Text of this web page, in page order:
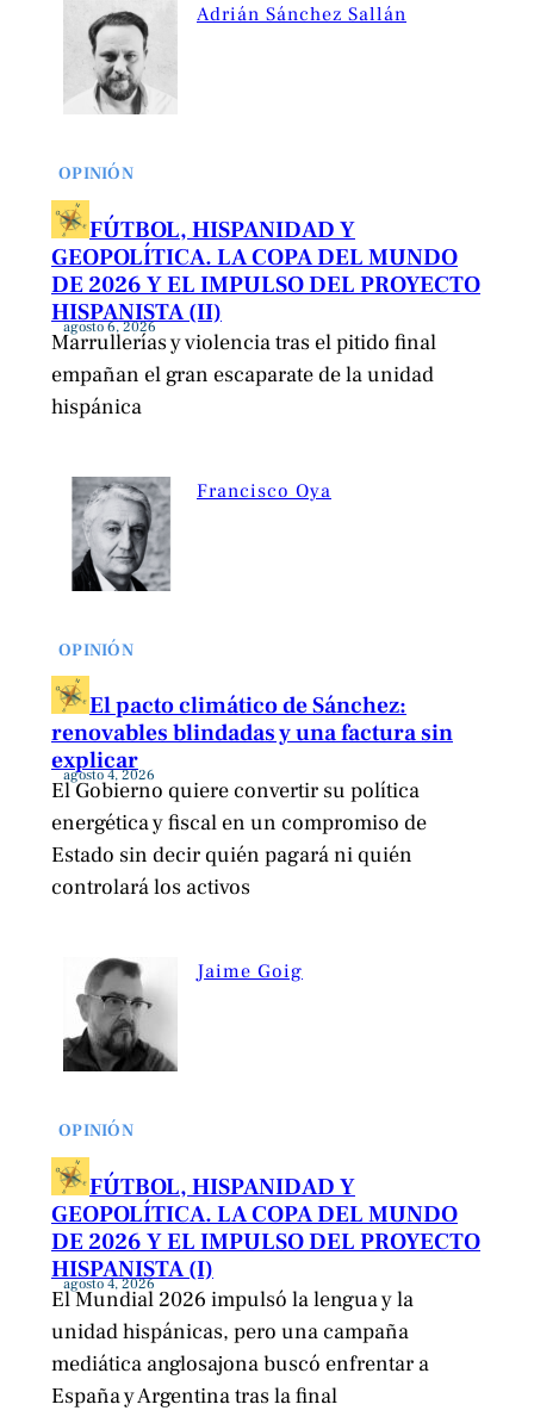
Adrián Sánchez Sallán
OPINIÓN
FÚTBOL, HISPANIDAD Y
GEOPOLÍTICA. LA COPA DEL MUNDO
DE 2026 Y EL IMPULSO DEL PROYECTO
HISPANISTA (II)
agosto 6, 2026
Marrullerías y violencia tras el pitido final
empañan el gran escaparate de la unidad
hispánica
Francisco Oya
OPINIÓN
El pacto climático de Sánchez:
renovables blindadas y una factura sin
explicar
agosto 4, 2026
El Gobierno quiere convertir su política
energética y fiscal en un compromiso de
Estado sin decir quién pagará ni quién
controlará los activos
Jaime Goig
OPINIÓN
FÚTBOL, HISPANIDAD Y
GEOPOLÍTICA. LA COPA DEL MUNDO
DE 2026 Y EL IMPULSO DEL PROYECTO
HISPANISTA (I)
agosto 4, 2026
El Mundial 2026 impulsó la lengua y la
unidad hispánicas, pero una campaña
mediática anglosajona buscó enfrentar a
España y Argentina tras la final